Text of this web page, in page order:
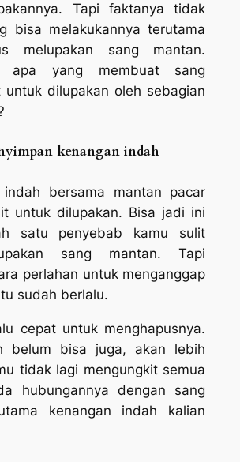
Tapi faktanya tidak
bisa melakukannya terutama
melupakan sang mantan.
apa yang membuat sang
untuk dilupakan oleh sebagian
kenangan indah
indah bersama mantan pacar
untuk dilupakan. Bisa jadi ini
satu penyebab kamu sulit
sang mantan. Tapi
perlahan untuk menganggap
sudah berlalu.
cepat untuk menghapusnya.
belum bisa juga, akan lebih
tidak lagi mengungkit semua
hubungannya dengan sang
kenangan indah kalian